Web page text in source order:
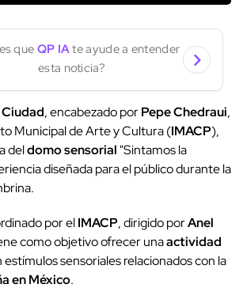
que QP IAte ayude a entender
esta noticia?
, encabezado porPepe Chedraui,
Municipal de Arte y Cultura (IMACP),
deldomo sensorial "Sintamos la
diseñada para el público durante la
por elIMACP, dirigido porAnel
como objetivo ofrecer unaactividad
estímulos sensoriales relacionados con la
en México.